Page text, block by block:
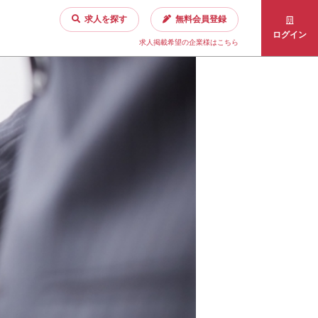
求人を探す 無料会員登録
求人掲載希望の企業様はこちら
ログイン